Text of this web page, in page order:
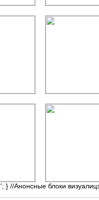
'; } //Анонсные блоки